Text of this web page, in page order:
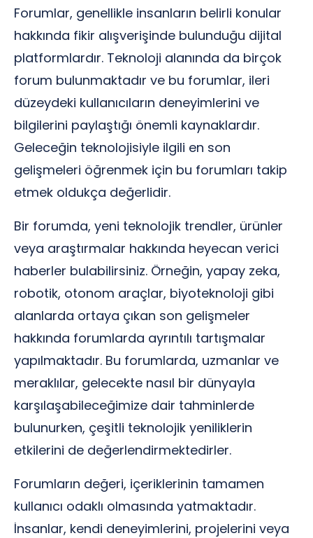
Forumlar, genellikle insanların belirli konular
hakkında fikir alışverişinde bulunduğu dijital
platformlardır. Teknoloji alanında da birçok
forum bulunmaktadır ve bu forumlar, ileri
düzeydeki kullanıcıların deneyimlerini ve
bilgilerini paylaştığı önemli kaynaklardır.
Geleceğin teknolojisiyle ilgili en son
gelişmeleri öğrenmek için bu forumları takip
etmek oldukça değerlidir.
Bir forumda, yeni teknolojik trendler, ürünler
veya araştırmalar hakkında heyecan verici
haberler bulabilirsiniz. Örneğin, yapay zeka,
robotik, otonom araçlar, biyoteknoloji gibi
alanlarda ortaya çıkan son gelişmeler
hakkında forumlarda ayrıntılı tartışmalar
yapılmaktadır. Bu forumlarda, uzmanlar ve
meraklılar, gelecekte nasıl bir dünyayla
karşılaşabileceğimize dair tahminlerde
bulunurken, çeşitli teknolojik yeniliklerin
etkilerini de değerlendirmektedirler.
Forumların değeri, içeriklerinin tamamen
kullanıcı odaklı olmasında yatmaktadır.
İnsanlar, kendi deneyimlerini, projelerini veya